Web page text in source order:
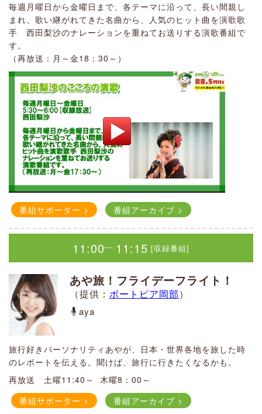
毎週月曜日から金曜日まで、各テーマに沿って、長い間親し
まれ、歌い継がれてきた名曲から、人気のヒット曲を演歌歌
手 西田梨沙のナレーションを重ねてお送りする演歌番組で
す。
（再放送：月～金18：30～）
番組サポーター > 番組アーカイブ >
10:00｜ 11:00 [生放送]
Weekday！ふっかモーニング！
みっこ アシスタント：Mina
平日の朝10時から1時間の生放送！
市の情報や地域情報、買い物〇得情報など毎日の生活に必要
な情報をお送りします。
番組サポーター >
番組アーカイブ >
毎週月曜日から金曜日まで、各テーマに沿って、長い間親し
まれ、歌い継がれてきた名曲から、人気のヒット曲を演歌歌
手 西田梨沙のナレーションを重ねてお送りする演歌番組で
す。
（再放送：月～金18：30～）
番組サポーター > 番組アーカイブ >
10:00｜ 11:00 [生放送]
Weekday！ふっかモーニン
グ！
平日の朝10時から1時間の生放送！
市の情報や地域情報、買い物〇得情報など毎日の生活に必要
な情報をお送りします。
毎週月曜日から金曜日まで、各テーマに沿って、長い間親し
まれ、歌い継がれてきた名曲から、人気のヒット曲を演歌歌
手 西田梨沙のナレーションを重ねてお送りする演歌番組で
す。
（再放送：月～金18：30～）
番組サポーター > 番組アーカイブ >
10:00｜ 11:00 [生放送]
Weekday！ふっかモーニン
グ！
第4週：おざまい 第5週：Mina
平日の朝10時から1時間の生放送！
市の情報や地域情報、買い物〇得情報など毎日の生活に必要
な情報をお送りします。
毎週月曜日から金曜日まで、各テーマに沿って、長い間親し
まれ、歌い継がれてきた名曲から、人気のヒット曲を演歌歌
手 西田梨沙のナレーションを重ねてお送りする演歌番組で
す。
（再放送：月～金18：30～）
番組サポーター > 番組アーカイブ >
08:15｜ 08:30 [収録番組]
知っとこ深谷の防災知識（再
放送）
（提供：
柴崎倉庫株式会社 デジタル部 .one pixel［ワ
ンピクセル］ ）
門の分野の方から身になる防災知識を身に付ける番組。
出演者
毎週月曜日から金曜日まで、各テーマに沿って、長い間親し
まれ、歌い継がれてきた名曲から、人気のヒット曲を演歌歌
手 西田梨沙のナレーションを重ねてお送りする演歌番組で
す。
（再放送：月～金18：30～）
番組サポーター > 番組アーカイブ >
11:00｜ 11:15 [収録番組]
あや旅！フライデーフライト！
（提供： ボートピア岡部）
aya
旅行好きパーソナリティあやが、日本・世界各地を旅した時
のレポートを伝える。聞けば、旅行に行きたくなるかも。
再放送 土曜11:40～ 木曜8：00～
番組サポーター >
番組アーカイブ >